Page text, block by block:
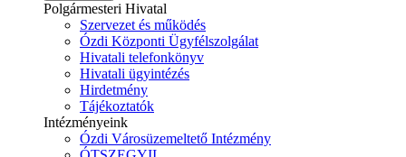
Polgármesteri Hivatal
Szervezet és működés
Ózdi Központi Ügyfélszolgálat
Hivatali telefonkönyv
Hivatali ügyintézés
Hirdetmény
Tájékoztatók
Intézményeink
Ózdi Városüzemeltető Intézmény